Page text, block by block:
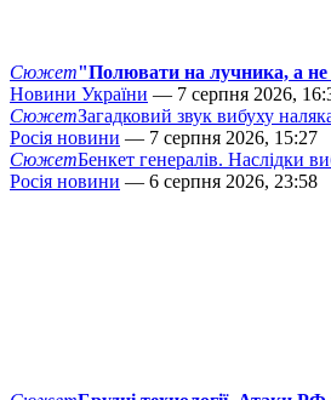
Сюжет"Полювати на лучника, а не
Новини України — 7 серпня 2026,
СюжетЗагадковий звук вибуху
Росія новини — 7 серпня 2026, 15:27
СюжетБенкет генералів. Наслідки
Росія новини — 6 серпня 2026, 23:58